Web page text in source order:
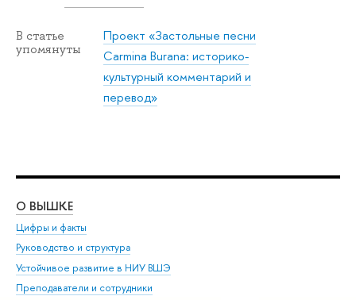
В статье
упомянуты
Проект «Застольные песни
Carmina Burana: историко-
культурный комментарий и
перевод»
О ВЫШКЕ
Цифры и факты
Руководство и структура
Устойчивое развитие в НИУ ВШЭ
Преподаватели и сотрудники